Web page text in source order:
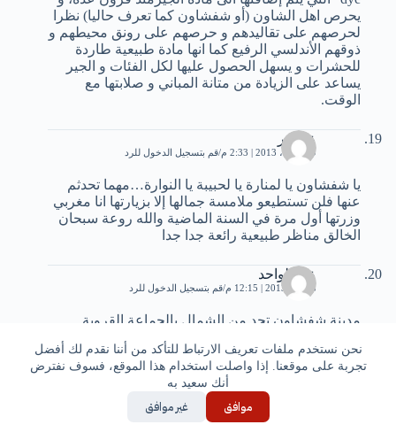
نحن نستخدم ملفات تعريف الارتباط للتأكد من أننا نقدم لك أفضل
تجربة على موقعنا. إذا واصلت استخدام هذا الموقع، فسوف نفترض
أنك سعيد به
موافق غير موافق
يحرص اهل الشاون (أو شفشاون كما تعرف حاليا) نظرا
لحرصهم على تقاليدهم و حرصهم على رونق محيطهم و
ذوقهم الأندلسي الرفيع كما انها مادة طبيعية طاردة
للحشرات و يسهل الحصول عليها لكل الفئات و الجير
يساعد على الزيادة من متانة المباني و صلابتها مع
الوقت.
عبقندر
29 أبريل، 2013 | 2:33 م قم بتسجيل الدخول للرد
يا شفشاون يا لمنارة يا لحبيبة يا النوارة…مهما تحدثم
عنها فلن تستطيعو ملامسة جمالها إلا بزيارتها انا مغربي
وزرتها أول مرة في السنة الماضية والله روعة سبحان
الخالق مناظر طبيعية رائعة جدا جدا
عبد الواحد
8 مايو، 2013 | 12:15 م قم بتسجيل الدخول للرد
مدينة شفشاون تحد من الشمال بالجماعة القروية
تلمبوط، وهي مدينة صغيرة لايتعدى حاليا عدد سكانها 37
ألف نسمة ، أما إقليم شفشاون فهو الذي يحد شمالا
بالبحر الأبيض المتوسط على طول 120 كلم ، ومدينة
شفشاون تبعد عن البحر المتوسط بحوالي 45 كيلومتر.